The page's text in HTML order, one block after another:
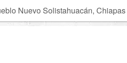
Nuevo Solistahuacán, Chiapas